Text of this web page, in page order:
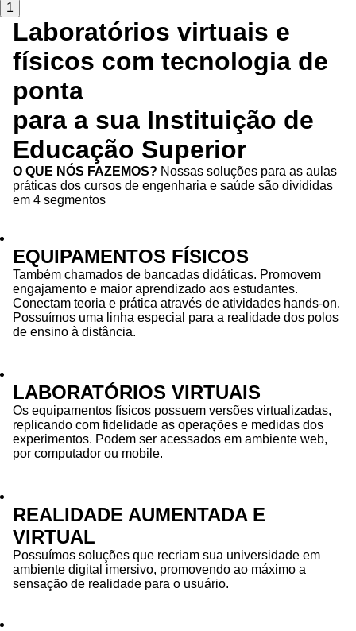
1
Laboratórios virtuais e
físicos com tecnologia de
ponta
para a sua Instituição de
Educação Superior
O QUE NÓS FAZEMOS? Nossas soluções para as aulas
práticas dos cursos de engenharia e saúde são divididas
em 4 segmentos
EQUIPAMENTOS FÍSICOS
Também chamados de bancadas didáticas. Promovem
engajamento e maior aprendizado aos estudantes.
Conectam teoria e prática através de atividades hands-on.
Possuímos uma linha especial para a realidade dos polos
de ensino à distância.
LABORATÓRIOS VIRTUAIS
Os equipamentos físicos possuem versões virtualizadas,
replicando com fidelidade as operações e medidas dos
experimentos. Podem ser acessados em ambiente web,
por computador ou mobile.
REALIDADE AUMENTADA E
VIRTUAL
Possuímos soluções que recriam sua universidade em
ambiente digital imersivo, promovendo ao máximo a
sensação de realidade para o usuário.